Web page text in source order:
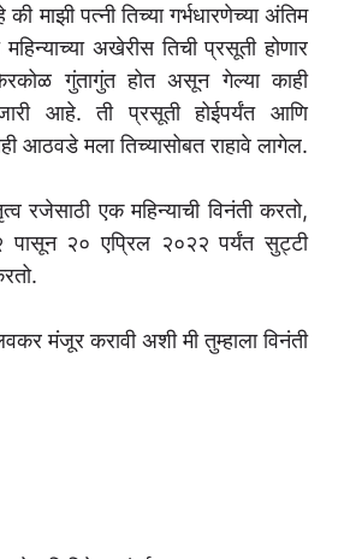
माझी पत्नी तिच्या गर्भधारणेच्या अंतिम
अखेरीस तिची प्रसूती होणार
गुंतागुंत होत असून गेल्या काही
आहे. ती प्रसूती होईपर्यंत आणि
आठवडे मला तिच्यासोबत राहावे लागेल.
रजेसाठी एक महिन्याची विनंती करतो,
पासून २० एप्रिल २०२२ पर्यंत सुट्टी
मंजूर करावी अशी मी तुम्हाला विनंती